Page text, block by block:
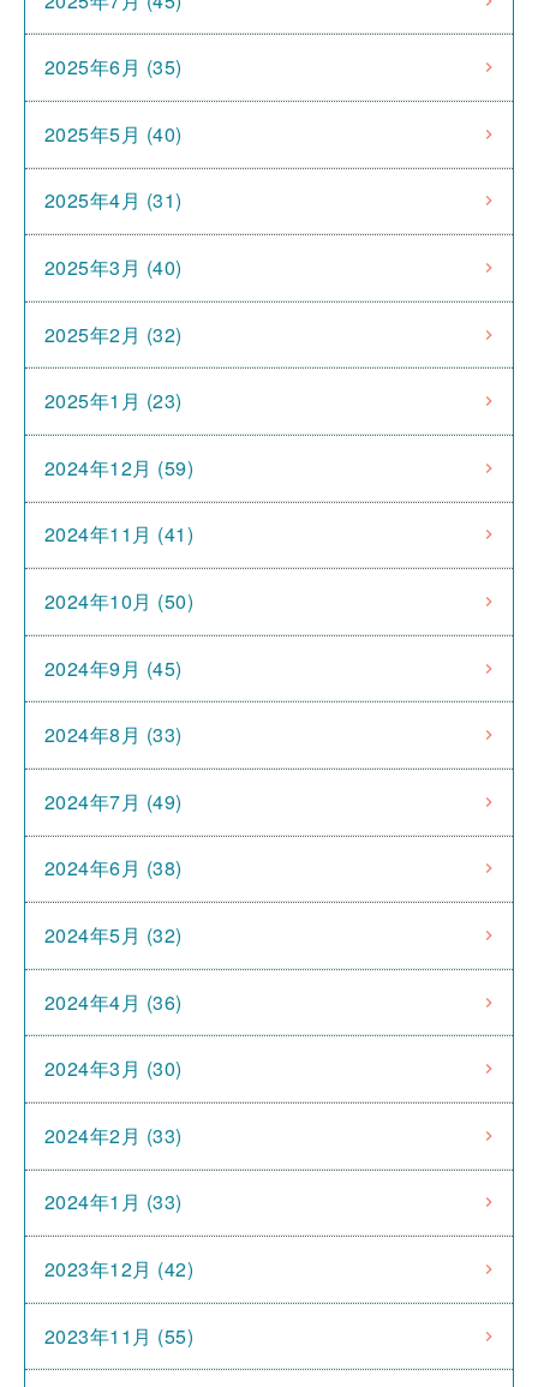
2025年6月 (35)
2025年5月 (40)
2025年4月 (31)
2025年3月 (40)
2025年2月 (32)
2025年1月 (23)
2024年12月 (59)
2024年11月 (41)
2024年10月 (50)
2024年9月 (45)
2024年8月 (33)
2024年7月 (49)
2024年6月 (38)
2024年5月 (32)
2024年4月 (36)
2024年3月 (30)
2024年2月 (33)
2024年1月 (33)
2023年12月 (42)
2023年11月 (55)